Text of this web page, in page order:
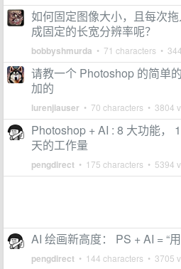
如何固定图像大小，且每次
成固定的长宽分辨率呢？
bobbyshmurda • 71 characters •
请教一个 Photoshop 的简单
加的
lurenjiauser • 70 characters • 3804
Photoshop + AI : 8 大功能，
天的工作量
pengdirect • 175 characters • 5394
AI 绘画新高度： PS + AI = “
pengdirect • 144 characters • 3705